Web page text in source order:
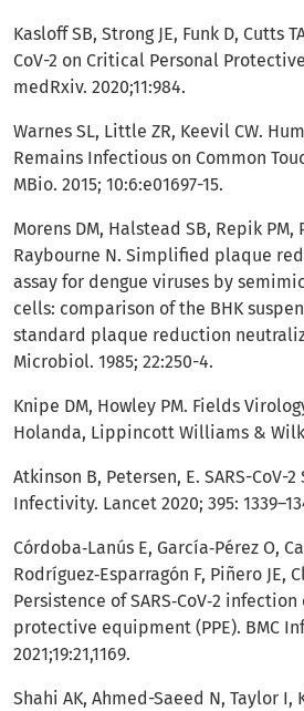
Kasloff SB, Strong JE, Funk D, Cutts
CoV-2 on Critical Personal
medRxiv. 2020;11:984.
Warnes SL, Little ZR, Keevil CW.
Remains Infectious on Common
MBio. 2015; 10:6:e01697-15.
Morens DM, Halstead SB, Repik PM,
Raybourne N. Simplified plaque
assay for dengue viruses by
cells: comparison of the BHK
standard plaque reduction
Microbiol. 1985; 22:250-4.
Knipe DM, Howley PM. Fields
Holanda, Lippincott Williams &
Atkinson B, Petersen, E. SARS-CoV-
Infectivity. Lancet 2020; 395:
Córdoba‑Lanús E, García‑Pérez O,
Rodríguez‑Esparragón F, Piñero JE,
Persistence of SARS‑CoV‑2
protective equipment (PPE). BMC
2021;19:21,1169.
Shahi AK, Ahmed-Saeed N, Taylor I,